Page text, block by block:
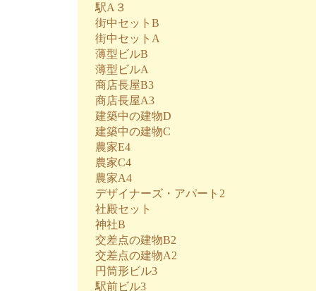
駅A３
街中セットB
街中セットA
薄型ビルB
薄型ビルA
商店長屋B3
商店長屋A3
建築中の建物D
建築中の建物C
農家E4
農家C4
農家A4
デザイナーズ・アパート2
社殿セット
神社B
交差点の建物B2
交差点の建物A2
円筒形ビル3
駅前ビル3